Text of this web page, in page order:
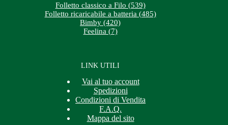
Folletto classico a Filo (539)
Folletto ricaricabile a batteria (485)
Bimby (420)
Feelina (7)
LINK UTILI
Vai al tuo account
Spedizioni
Condizioni di Vendita
F.A.Q.
Mappa del sito